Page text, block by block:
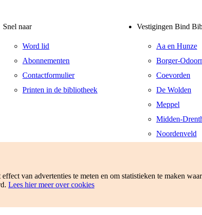
van advertenties te meten en om statistieken te maken
Lees hier meer over cookies
Snel naar
Word lid
Abonnementen
Contactformulier
Printen in de bibliotheek
Vestigingen Bind
Aa en Hunze
Borger-
Coevorden
De Wolden
Meppel
Midden-
Noordenveld